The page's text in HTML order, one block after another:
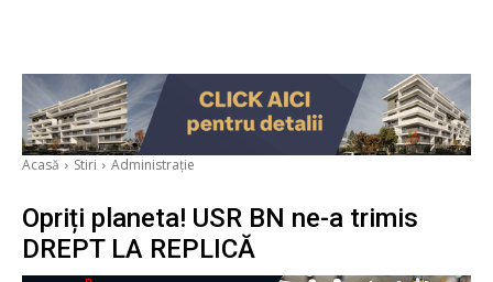
Acasă Stiri Administrație
Opriți planeta! USR BN ne-a trimis
DREPT LA REPLICĂ